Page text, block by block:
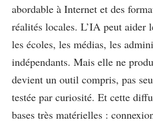
abordable à Internet et des
réalités locales. L’IA peut aider
les écoles, les médias, les
indépendants. Mais elle ne
devient un outil compris, pas
testée par curiosité. Et cette
bases très matérielles :